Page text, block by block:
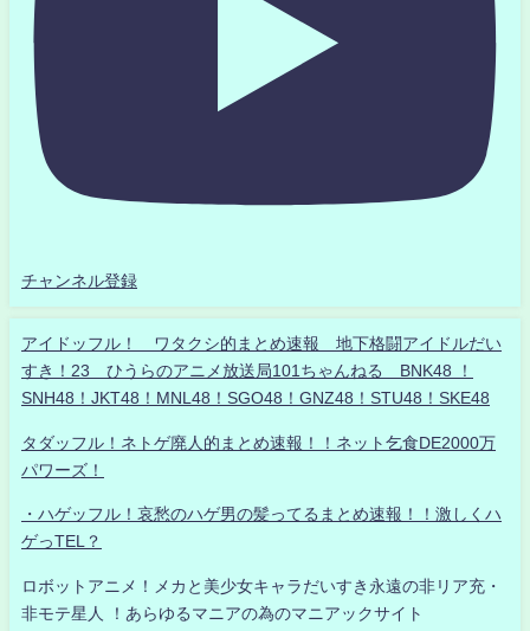
チャンネル登録
アイドッフル！ ワタクシ的まとめ速報 地下格闘アイドルだい
すき！23 ひうらのアニメ放送局101ちゃんねる BNK48 ！
SNH48！JKT48！MNL48！SGO48！GNZ48！STU48！SKE48
タダッフル！ネトゲ廃人的まとめ速報！！ネット乞食DE2000万
パワーズ！
・ハゲッフル！哀愁のハゲ男の髪ってるまとめ速報！！激しくハ
ゲっTEL？
ロボットアニメ！メカと美少女キャラだいすき永遠の非リア充・
非モテ星人 ！あらゆるマニアの為のマニアックサイト